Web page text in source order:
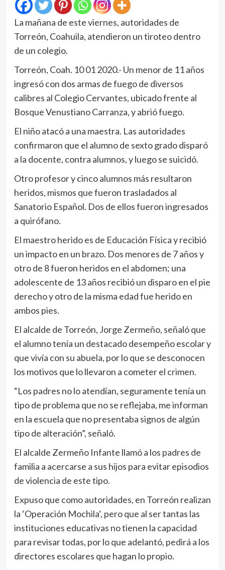
La mañana de este viernes, autoridades de
Torreón, Coahuila, atendieron un tiroteo dentro
de un colegio.
Torreón, Coah. 10 01 2020.- Un menor de 11 años
ingresó con dos armas de fuego de diversos
calibres al Colegio Cervantes, ubicado frente al
Bosque Venustiano Carranza, y abrió fuego.
El niño atacó a una maestra. Las autoridades
confirmaron que el alumno de sexto grado disparó
a la docente, contra alumnos, y luego se suicidó.
Otro profesor y cinco alumnos más resultaron
heridos, mismos que fueron trasladados al
Sanatorio Español. Dos de ellos fueron ingresados
a quirófano.
El maestro herido es de Educación Física y recibió
un impacto en un brazo. Dos menores de 7 años y
otro de 8 fueron heridos en el abdomen; una
adolescente de 13 años recibió un disparo en el pie
derecho y otro de la misma edad fue herido en
ambos pies.
El alcalde de Torreón, Jorge Zermeño, señaló que
el alumno tenía un destacado desempeño escolar y
que vivía con su abuela, por lo que se desconocen
los motivos que lo llevaron a cometer el crimen.
“Los padres no lo atendían, seguramente tenía un
tipo de problema que no se reflejaba, me informan
en la escuela que no presentaba signos de algún
tipo de alteración”, señaló.
El alcalde Zermeño Infante llamó a los padres de
familia a acercarse a sus hijos para evitar episodios
de violencia de este tipo.
Expuso que como autoridades, en Torreón realizan
la ‘Operación Mochila‘, pero que al ser tantas las
instituciones educativas no tienen la capacidad
para revisar todas, por lo que adelantó, pedirá a los
directores escolares que hagan lo propio.